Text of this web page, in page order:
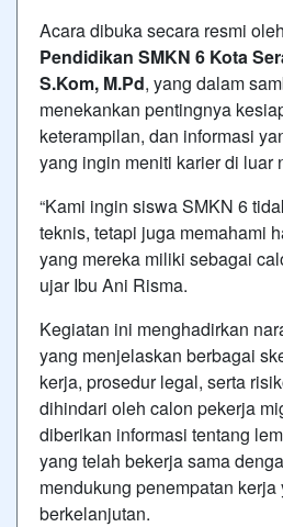
Acara dibuka secara resmi oleh
Pendidikan SMKN 6 Kota
S.Kom, M.Pd, yang dalam
menekankan pentingnya
keterampilan, dan informasi
yang ingin meniti karier di luar
“Kami ingin siswa SMKN 6
teknis, tetapi juga memahami
yang mereka miliki sebagai
ujar Ibu Ani Risma.
Kegiatan ini menghadirkan
yang menjelaskan berbagai
kerja, prosedur legal, serta
dihindari oleh calon pekerja
diberikan informasi tentang
yang telah bekerja sama
mendukung penempatan kerja
berkelanjutan.